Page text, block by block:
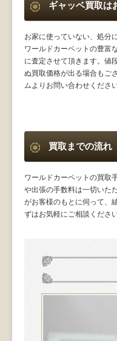
ギャッベ買取は
お家に使っていない、処分
ワールドカーペットの豊富
に査定させて頂きます。値
ぬ買取価格が出る場合もご
ムよりお問い合わせください
買取までの流れ
ワールドカーペットの買取
や出張の手数料は一切いた
がお客様のもとに伺って、
ずはお気軽にご相談ください